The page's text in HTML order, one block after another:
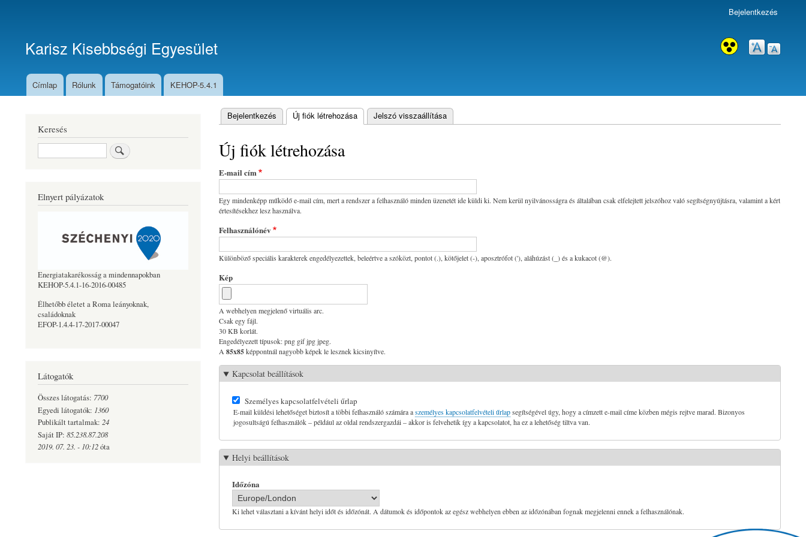
menüje
Bejelentkezés
Karisz Kisebbségi Egyesület
Címlap Rólunk Támogatóink KEHOP-5.4.1
Elsődleges
fülek
Bejelentkezés Új fiók létrehozása(aktív fül)Jelszó visszaállítása
Új fiók létrehozása
E-mail cím
Egy mindenképp működő e-mail cím, mert a rendszer a felhasználó minden üzenetét ide küldi ki. Nem kerül nyilvánosságra és általában csak elfelejtett jelszóhoz való segítségnyújtásra, valamint a kért
értesítésekhez lesz használva.
Felhasználónév
Különböző speciális karakterek engedélyezettek, beleértve a szóközt, pontot (.), kötőjelet (-), aposztrófot ('), aláhúzást (_) és a kukacot (@).
Kép
A webhelyen megjelenő virtuális arc.
Csak egy fájl.
30 KB korlát.
Engedélyezett típusok: png gif jpg jpeg.
A 85x85képpontnál nagyobb képek le lesznek kicsinyítve.
Kapcsolat beállítások
Személyes kapcsolatfelvételi űrlap
E-mail küldési lehetőséget biztosít a többi felhasználó számára aszemélyes kapcsolatfelvételi űrlapsegítségével úgy, hogy a címzett e-mail címe közben mégis rejtve marad. Bizonyos
jogosultságú felhasználók – például az oldal rendszergazdái – akkor is felvehetik így a kapcsolatot, ha ez a lehetőség tiltva van.
Helyi beállítások
Időzóna
Ki lehet választani a kívánt helyi időt és időzónát. A dátumok és időpontok az egész webhelyen ebben az időzónában fognak megjelenni ennek a felhasználónak.
Keresés
Keresés
Elnyert pályázatok
Energiatakarékosság a mindennapokban
KEHOP-5.4.1-16-2016-00485
Élhetőbb életet a Roma leányoknak,
családoknak
EFOP-1.4.4-17-2017-00047
Látogatók
Összes látogatás: 7700
Egyedi látogatók: 1360
Publikált tartalmak: 24
Saját IP: 85.238.87.208
2019. 07. 23. - 10:12óta